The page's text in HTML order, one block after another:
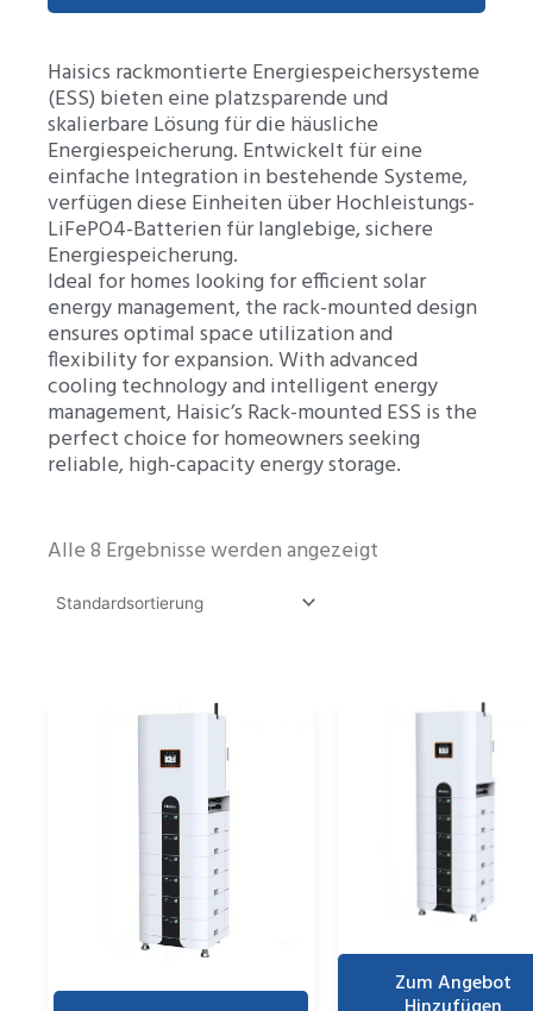
Haisics rackmontierte Energiespeichersysteme
(ESS) bieten eine platzsparende und
skalierbare Lösung für die häusliche
Energiespeicherung. Entwickelt für eine
einfache Integration in bestehende Systeme,
verfügen diese Einheiten über Hochleistungs-
LiFePO4-Batterien für langlebige, sichere
Energiespeicherung.
Ideal for homes looking for efficient solar
energy management, the rack-mounted design
ensures optimal space utilization and
flexibility for expansion. With advanced
cooling technology and intelligent energy
management, Haisic’s Rack-mounted ESS is the
perfect choice for homeowners seeking
reliable, high-capacity energy storage.
Alle 8 Ergebnisse werden angezeigt
Zum Angebot